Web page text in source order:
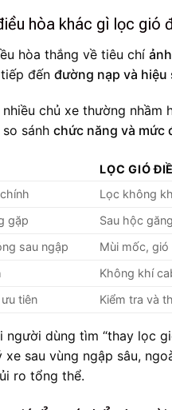
hòa khác gì lọc gió
hòa thắng về tiêu chí
đến đường nạp và
nhiều chủ xe thường
sánh chức năng và mức
LỌC GIÓ
Lọc không
gặp
Sau hộc
sau ngập
Mùi mốc, gió
Không khí
tiên
Kiểm tra và
người dùng tìm “thay lọc
xe sau vùng ngập sâu,
ro tổng thể.